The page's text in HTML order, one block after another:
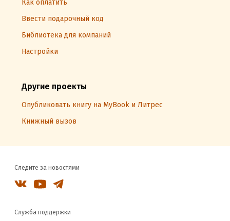
Как оплатить
Ввести подарочный код
Библиотека для компаний
Настройки
Другие проекты
Опубликовать книгу на MyBook и Литрес
Книжный вызов
Следите за новостями
Служба поддержки